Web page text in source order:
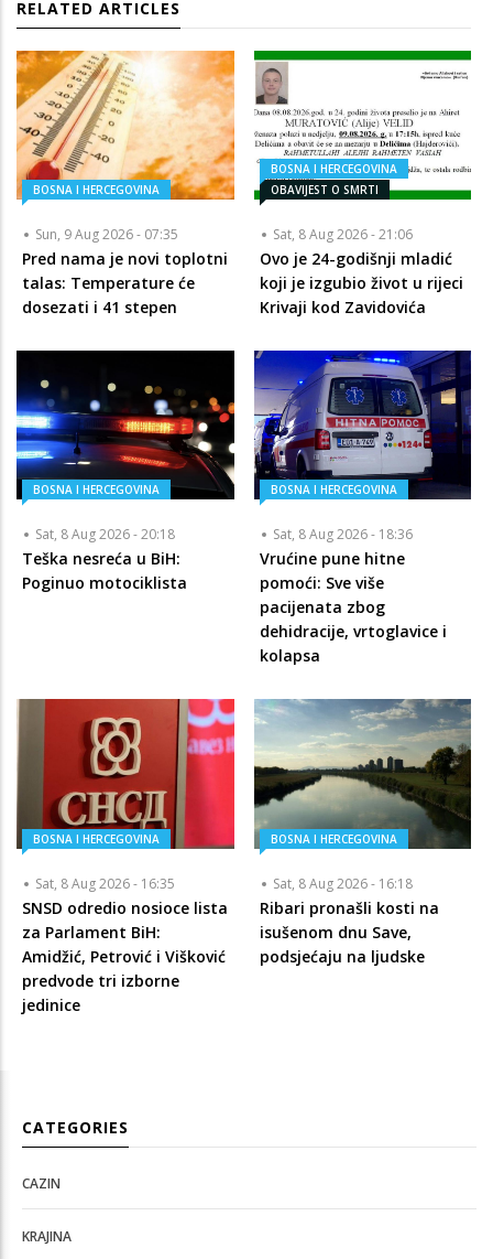
RELATED ARTICLES
BOSNA I HERCEGOVINA
Sun, 9 Aug 2026 - 07:35
Pred nama je novi toplotni
talas: Temperature će
dosezati i 41 stepen
BOSNA I HERCEGOVINA
OBAVIJEST O SMRTI
Sat, 8 Aug 2026 - 21:06
Ovo je 24-godišnji mladić
koji je izgubio život u rijeci
Krivaji kod Zavidovića
BOSNA I HERCEGOVINA
Sat, 8 Aug 2026 - 20:18
Teška nesreća u BiH:
Poginuo motociklista
BOSNA I HERCEGOVINA
Sat, 8 Aug 2026 - 18:36
Vrućine pune hitne
pomoći: Sve više
pacijenata zbog
dehidracije, vrtoglavice i
kolapsa
BOSNA I HERCEGOVINA
Sat, 8 Aug 2026 - 16:35
SNSD odredio nosioce lista
za Parlament BiH:
Amidžić, Petrović i Višković
predvode tri izborne
jedinice
BOSNA I HERCEGOVINA
Sat, 8 Aug 2026 - 16:18
Ribari pronašli kosti na
isušenom dnu Save,
podsjećaju na ljudske
CATEGORIES
CAZIN
KRAJINA